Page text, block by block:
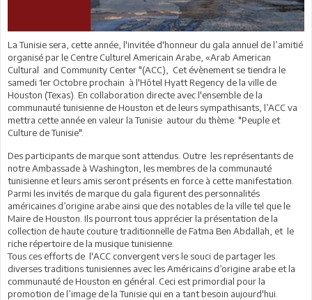
La Tunisie sera, cette année, l'invitée d'honneur du gala annuel de l’amitié
organisé par le Centre Culturel Americain Arabe, «Arab American
Cultural and Community Center "(ACC), Cet évènement se tiendra le
samedi 1er Octobre prochain à l'Hôtel Hyatt Regency de la ville de
Houston (Texas). En collaboration directe avec l'ensemble de la
communauté tunisienne de Houston et de leurs sympathisants, l’ACC va
mettra cette année en valeur la Tunisie autour du thème: "Peuple et
Culture de Tunisie".
Des participants de marque sont attendus. Outre les représentants de
notre Ambassade à Washington, les membres de la communauté
tunisienne et leurs amis seront présents en force à cette manifestation.
Parmi les invités de marque du gala figurent des personnalités
américaines d’origine arabe ainsi que des notables de la ville tel que le
Maire de Houston. Ils pourront tous apprécier la présentation de la
collection de haute couture traditionnelle de Fatma Ben Abdallah, et le
riche répertoire de la musique tunisienne.
Tous ces efforts de l'ACC convergent vers le souci de partager les
diverses traditions tunisiennes avec les Américains d’origine arabe et la
communauté de Houston en général. Ceci est primordial pour la
promotion de l’image de la Tunisie qui en a tant besoin aujourd'hui.